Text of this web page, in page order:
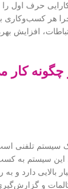
حرف اول را
هر کسب‌وکاری به
افزایش
کار
سیستم به
بالایی دارد و
و